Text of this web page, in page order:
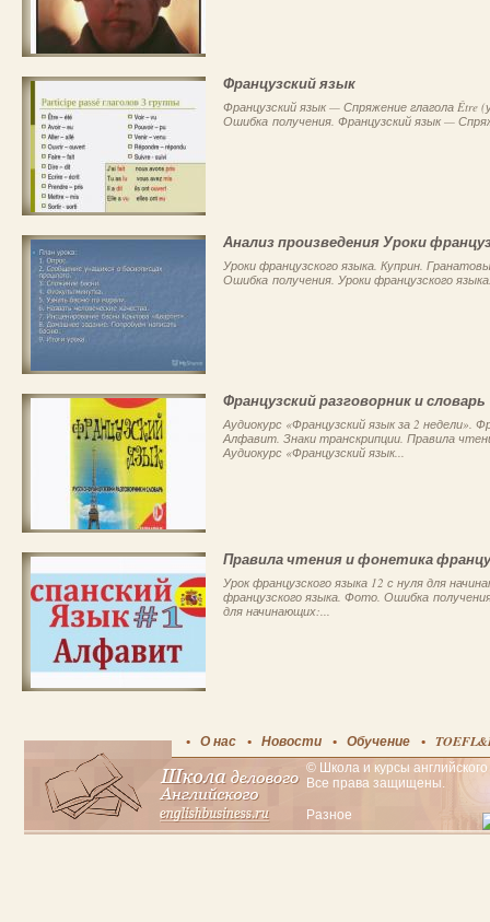
Французский язык
Французский язык — Спряжение глагола Être
Ошибка получения. Французский язык —
Анализ произведения Уроки
Уроки французского языка. Куприн.
Ошибка получения. Уроки французского
Французский разговорник и словарь
Аудиокурс «Французский язык за 2 недели».
Алфавит. Знаки транскрипции. Правила
Аудиокурс «Французский язык...
Правила чтения и фонетика
Урок французского языка 12 с нуля для
французского языка. Фото. Ошибка
для начинающих:...
О нас Новости Обучение
© Школа и курсы
Все права защищены.
Разное